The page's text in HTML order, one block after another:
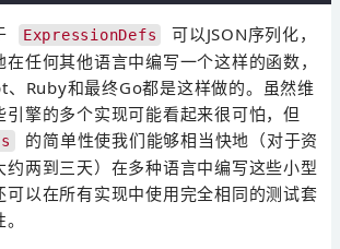
ExpressionDefs
可以JSON序列化，
任何其他语言中编写一个这样的函数，
Ruby和最终Go都是这样做的。虽然维
引擎的多个实现可能看起来很可怕，但
的简单性使我们能够相当快地（对于资
约两到三天）在多种语言中编写这些小型
可以在所有实现中使用完全相同的测试套